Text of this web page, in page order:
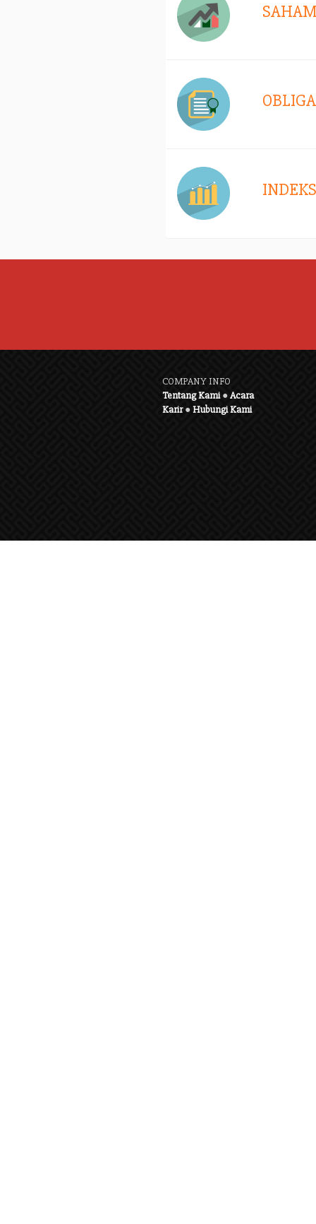
INDEKS
COMPANY INFO
Tentang Kami●Acara
Karir●Hubungi Kami